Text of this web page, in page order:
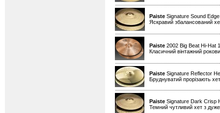
Paiste Signature Sound
Яскравий збалансований
Paiste 2002 Big Beat Hi-Hat
Класичний вінтажний
Paiste Signature Reflector
Бруднуватий прорізають
Paiste Signature Dark Crisp
Темний чутливий хет з